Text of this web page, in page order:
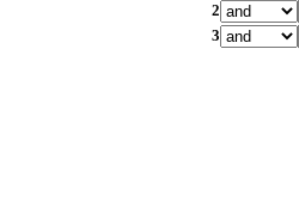
2
3